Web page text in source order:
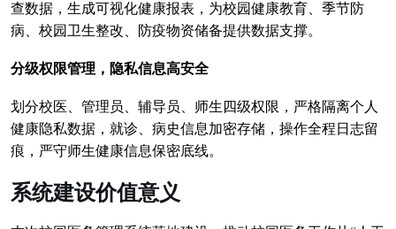
查数据，生成可视化健康报表，为校园健康教育、季节防
病、校园卫生整改、防疫物资储备提供数据支撑。
分级权限管理，隐私信息高安全
划分校医、管理员、辅导员、师生四级权限，严格隔离个人
健康隐私数据，就诊、病史信息加密存储，操作全程日志留
痕，严守师生健康信息保密底线。
系统建设价值意义